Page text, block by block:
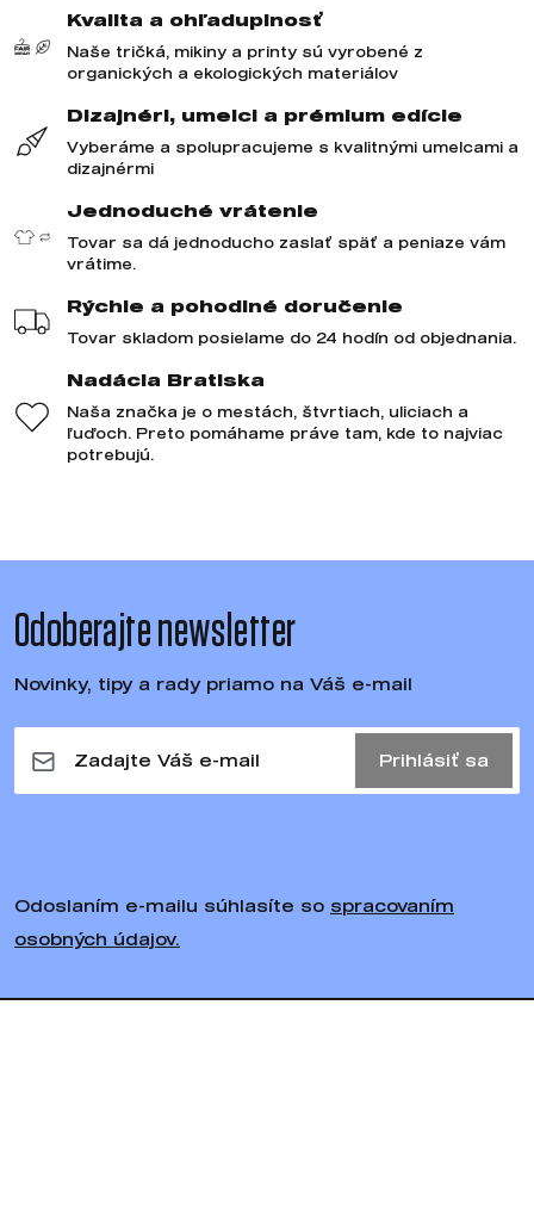
Kvalita a ohľaduplnosť
Naše tričká, mikiny a printy sú vyrobené z
organických a ekologických materiálov
Dizajnéri, umelci a prémium edície
Vyberáme a spolupracujeme s kvalitnými umelcami a
dizajnérmi
Jednoduché vrátenie
Tovar sa dá jednoducho zaslať späť a peniaze vám
vrátime.
Rýchle a pohodlné doručenie
Tovar skladom posielame do 24 hodín od objednania.
Nadácia Bratiska
Naša značka je o mestách, štvrtiach, uliciach a
ľuďoch. Preto pomáhame práve tam, kde to najviac
potrebujú.
Odoberajte newsletter
Novinky, tipy a rady priamo na Váš e-mail
Prihlásiť sa
Odoslaním e-mailu súhlasíte so spracovaním
osobných údajov.